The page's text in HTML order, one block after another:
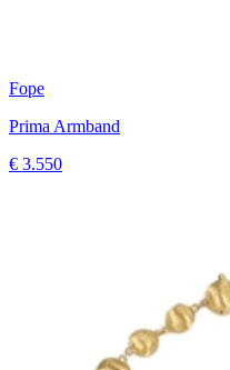
Fope
Prima Armband
€ 3.550